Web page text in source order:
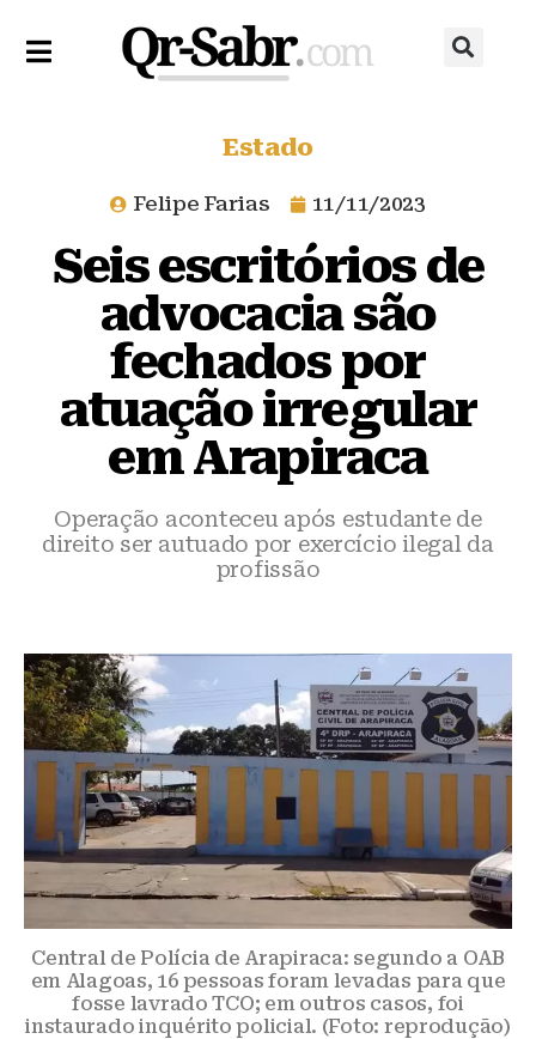
Estado
Felipe Farias 11/11/2023
Seis escritórios de
advocacia são
fechados por
atuação irregular
em Arapiraca
Operação aconteceu após estudante de
direito ser autuado por exercício ilegal da
profissão
Central de Polícia de Arapiraca: segundo a OAB
em Alagoas, 16 pessoas foram levadas para que
fosse lavrado TCO; em outros casos, foi
instaurado inquérito policial. (Foto: reprodução)